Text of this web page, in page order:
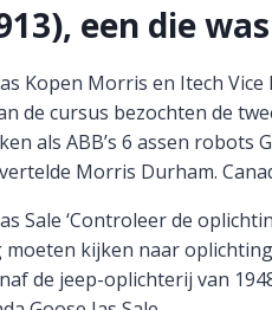
een die
Kopen Morris en Itech
de cursus bezochten de
als ABB’s 6 assen robots
Morris Durham.
Sale ‘Controleer de
kijken naar
de jeep-oplichterij van